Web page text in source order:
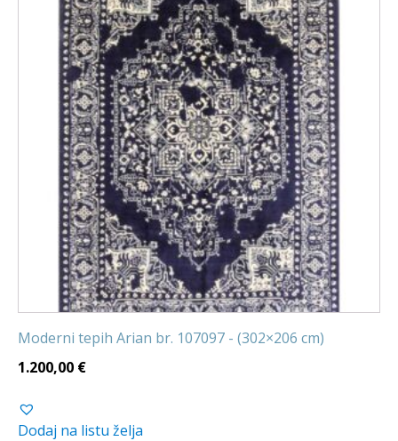
Moderni tepih Arian br. 107097 - (302×206 cm)
1.200,00 €
Dodaj na listu želja